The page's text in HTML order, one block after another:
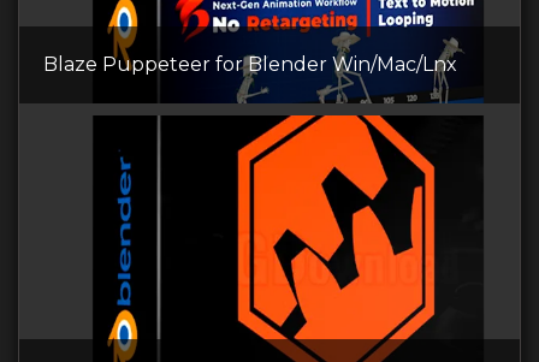
Blaze Puppeteer for Blender Win/Mac/Lnx